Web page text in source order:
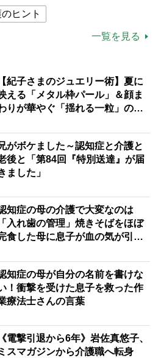
ヒント
ャー
バル術
一覧を見る
【紀子さまのジュエリー術】夏に
える「メタル枠パール」＆顔ま
りが華やぐ「揺れる一粒」の使
がボケました～認知症と介護と
後と「第84回『特別送達』が届
ました」
知症の母の介護で大変なのは
「入れ歯の管理」焼きそばをほぼ
食した母に息子が血の気が引い
知症の母が自分の名前を書けな
！衝撃を受けた息子を救った作
療法士さんの言葉
《電撃引退から6年》岩佐真悠子、
スマガジンから介護職へ転身